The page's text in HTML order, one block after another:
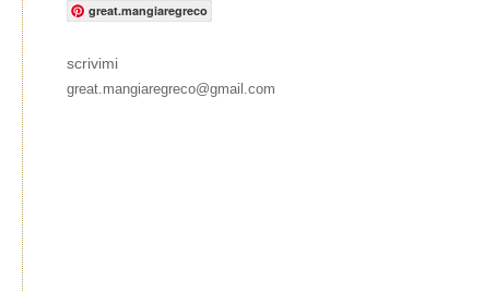
great.mangiaregreco
scrivimi
great.mangiaregreco@gmail.com